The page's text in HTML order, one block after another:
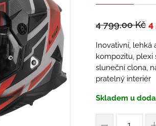
4 799,00Kč 4
Inovativní, lehká
kompozitu, plexi
sluneční clona,
pratelný interiér
Skladem u